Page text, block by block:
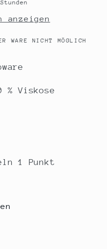
anzeigen
WARE NICHT MÖGLICH
% Viskose
1 Punkt